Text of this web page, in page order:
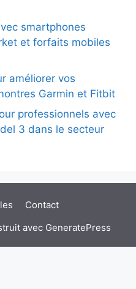
smartphones
et forfaits mobiles
améliorer vos
Garmin et Fitbit
professionnels avec
3 dans le secteur
Contact
avec GeneratePress